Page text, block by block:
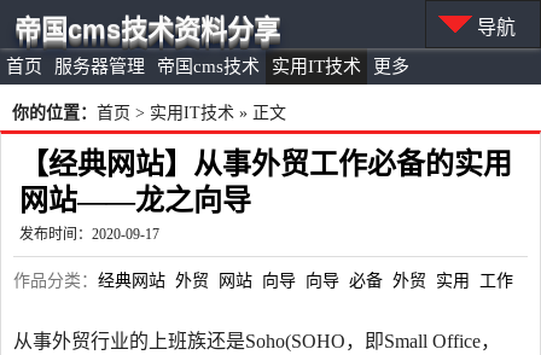
首页 服务器管理 帝国cms技术 实用IT技术 更多
帝国cms技术资料分享 导航
你的位置： 首页 > 实用IT技术 » 正文
【经典网站】从事外贸工作必备的实用
网站——龙之向导
发布时间：2020-09-17
作品分类： 经典网站 外贸 网站 向导 向导 必备 外贸 实用 工作
从事外贸行业的上班族还是Soho(SOHO，即Small Office，